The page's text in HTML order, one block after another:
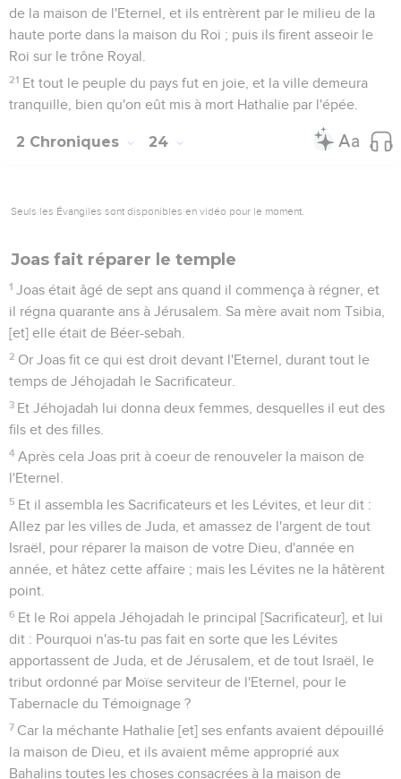
de la maison de l'Eternel, et ils entrèrent par le milieu de la
haute porte dans la maison du Roi ; puis ils firent asseoir le
Roi sur le trône Royal.
21 Et tout le peuple du pays fut en joie, et la ville demeura
tranquille, bien qu'on eût mis à mort Hathalie par l'épée.
2 Chroniques 24
Seuls les Évangiles sont disponibles en vidéo pour le moment.
Joas fait réparer le temple
1 Joas était âgé de sept ans quand il commença à régner, et
il régna quarante ans à Jérusalem. Sa mère avait nom Tsibia,
[et] elle était de Béer-sebah.
2 Or Joas fit ce qui est droit devant l'Eternel, durant tout le
temps de Jéhojadah le Sacrificateur.
3 Et Jéhojadah lui donna deux femmes, desquelles il eut des
fils et des filles.
4 Après cela Joas prit à coeur de renouveler la maison de
l'Eternel.
5 Et il assembla les Sacrificateurs et les Lévites, et leur dit :
Allez par les villes de Juda, et amassez de l'argent de tout
Israël, pour réparer la maison de votre Dieu, d'année en
année, et hâtez cette affaire ; mais les Lévites ne la hâtèrent
point.
6 Et le Roi appela Jéhojadah le principal [Sacrificateur], et lui
dit : Pourquoi n'as-tu pas fait en sorte que les Lévites
apportassent de Juda, et de Jérusalem, et de tout Israël, le
tribut ordonné par Moïse serviteur de l'Eternel, pour le
Tabernacle du Témoignage ?
7 Car la méchante Hathalie [et] ses enfants avaient dépouillé
la maison de Dieu, et ils avaient même approprié aux
Bahalins toutes les choses consacrées à la maison de